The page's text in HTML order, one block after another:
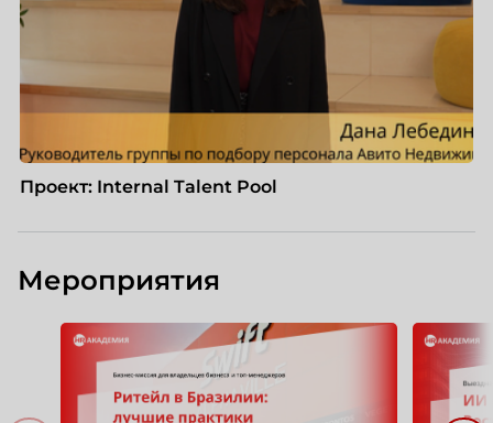
Проект: Internal Talent Pool
Мероприятия